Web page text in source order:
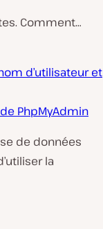
Comment…
d’utilisateur et
PhpMyAdmin
de données
la